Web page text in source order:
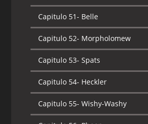
Capitulo 51- Belle
Capitulo 52- Morpholomew
Capitulo 53- Spats
Capitulo 54- Heckler
Capitulo 55- Wishy-Washy